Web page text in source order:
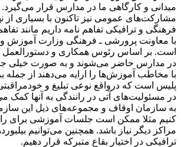
میدانی و کارگاهی ما در مدارس قرار
مشارکت‌های عمومی نیز تاکنون با بسیاری از
فرهنگی و ترافیکی تفاهم نامه داریم مانند
با معاونت پرورشی ـ فرهنگی وزارت آموزش
است. بر اساس رئوس همکاری و دستورالعمل
در مدارس حاضر می‌شوند و به صورت خیلی
با مخاطب آموزش‌ها را ارایه می‌دهند از جمله
پلیس است که درواقع نوعی تبلیغ و
در مسئولیت‌های آتی در رانندگی به آنها کمک
به سازمان اوقاف و مجموعه‌های ذیل این
کنیم مثلا ممکن است جلسات آموزشی برای
مراکز دیگر نیاز باشد. همچنین می‌توانیم
ترافیکی در اختیار بقاع متبرکه قرار دهیم.